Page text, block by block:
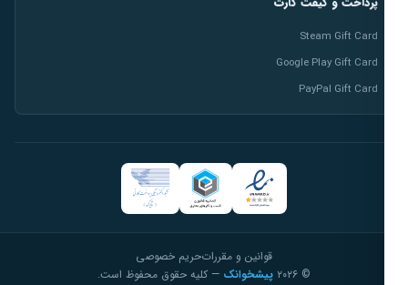
Steam Gift Card
Google Play Gift Card
PayPal Gift Card
قوانین و مقرراتحریم خصوصی
پیشخوانک— کلیه حقوق محفوظ است.